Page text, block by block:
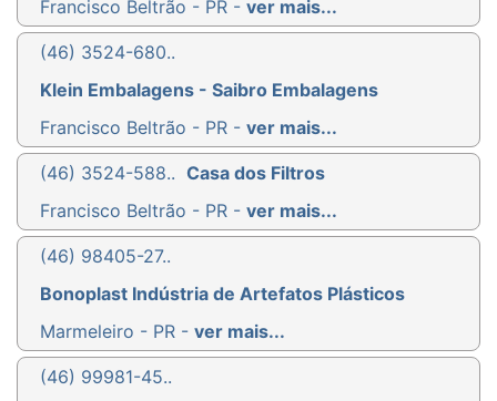
Francisco Beltrão - PR - ver mais...
(46) 3524-680..
Klein Embalagens - Saibro Embalagens
Francisco Beltrão - PR - ver mais...
(46) 3524-588.. Casa dos Filtros
Francisco Beltrão - PR - ver mais...
(46) 98405-27..
Bonoplast Indústria de Artefatos Plásticos
Marmeleiro - PR - ver mais...
(46) 99981-45..